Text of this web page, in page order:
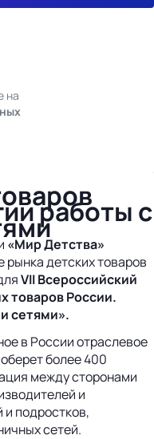
на
работы с
«Мир Детства»
рынка детских товаров
VII Всероссийский
товаров России.
сетями».
в России отраслевое
более 400
между сторонами
и
и подростков,
сетей.